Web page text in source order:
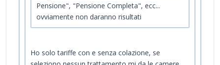
Pensione", "Pensione Completa", ecc...
ovviamente non daranno risultati
Ho solo tariffe con e senza colazione, se